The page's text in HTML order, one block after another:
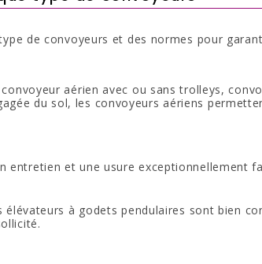
de convoyeurs et des normes pour
aérien avec ou sans trolleys,
du sol, les convoyeurs aériens
entretien et une usure exceptionnellement
à godets pendulaires sont bien